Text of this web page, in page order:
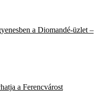
a Diomandé-üzlet –
a Ferencvárost